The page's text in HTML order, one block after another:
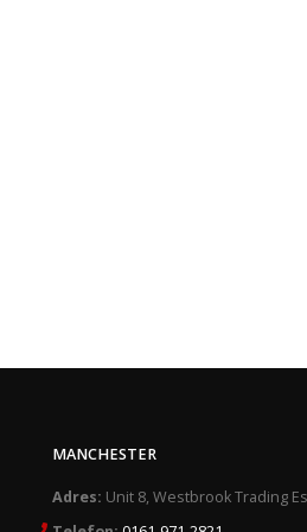
MANCHESTER
Adres: Unit 8, Westbrook Trading